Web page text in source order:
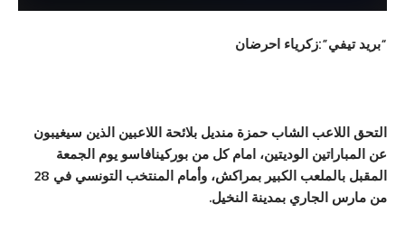
احرضان
الشاب حمزة منديل بلائحة اللاعبين الذين سيغيبون
الوديتين، امام كل من بوركينافاسو يوم الجمعة
المقبل بالملعب الكبير بمراكش، وأمام المنتخب التونسي في 28
بمدينة النخيل.